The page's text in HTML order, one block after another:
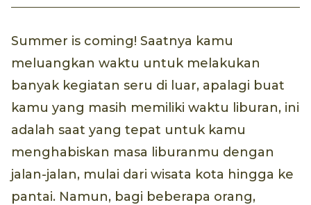
Summer is coming! Saatnya kamu
meluangkan waktu untuk melakukan
banyak kegiatan seru di luar, apalagi buat
kamu yang masih memiliki waktu liburan, ini
adalah saat yang tepat untuk kamu
menghabiskan masa liburanmu dengan
jalan-jalan, mulai dari wisata kota hingga ke
pantai. Namun, bagi beberapa orang,